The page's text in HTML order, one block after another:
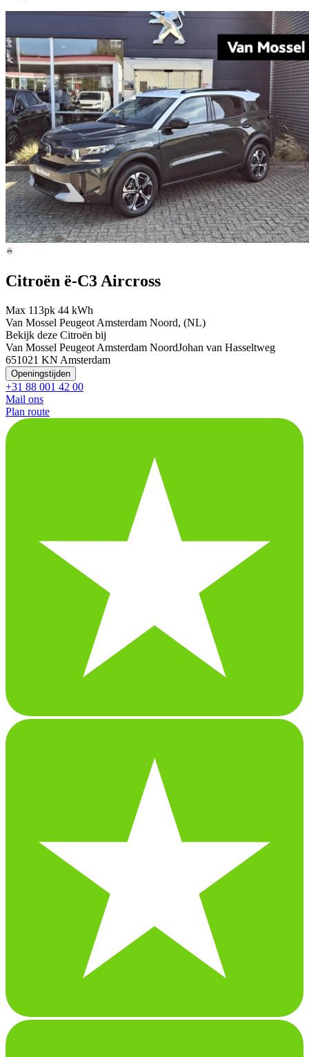
Citroën ë-C3 Aircross
Max 113pk 44 kWh
Van Mossel Peugeot Amsterdam Noord, (NL)
Bekijk deze Citroën bij
Van Mossel Peugeot Amsterdam NoordJohan van Hasseltweg
651021 KN Amsterdam
Openingstijden
+31 88 001 42 00
Mail ons
Plan route